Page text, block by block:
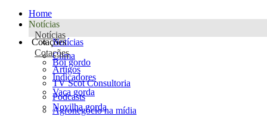
Home
Notícias
Notícias
Notícias
Clima
Artigos
TV Scot Consultoria
Podcasts
Agronegócio na mídia
Cotações
Cotações
Boi gordo
Indicadores
Vaca gorda
Novilha gorda